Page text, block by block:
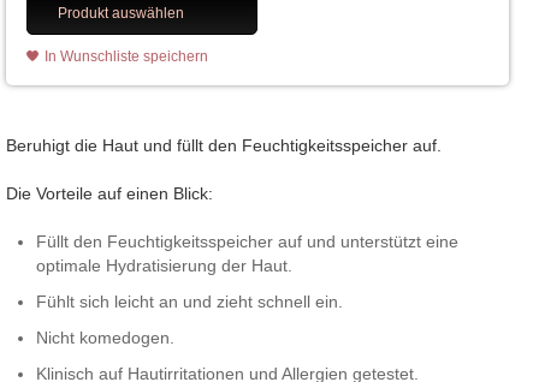
Produkt auswählen
In Wunschliste speichern
Beruhigt die Haut und füllt den Feuchtigkeitsspeicher auf.
Die Vorteile auf einen Blick:
Füllt den Feuchtigkeitsspeicher auf und unterstützt eine
optimale Hydratisierung der Haut.
Fühlt sich leicht an und zieht schnell ein.
Nicht komedogen.
Klinisch auf Hautirritationen und Allergien getestet.